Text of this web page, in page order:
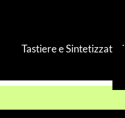
Tastiere e Sintetizzatori